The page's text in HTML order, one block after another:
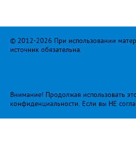
© 2012-2026 При использовании
источник обязательна.
Внимание! Продолжая использовать
конфиденциальности. Если вы НЕ